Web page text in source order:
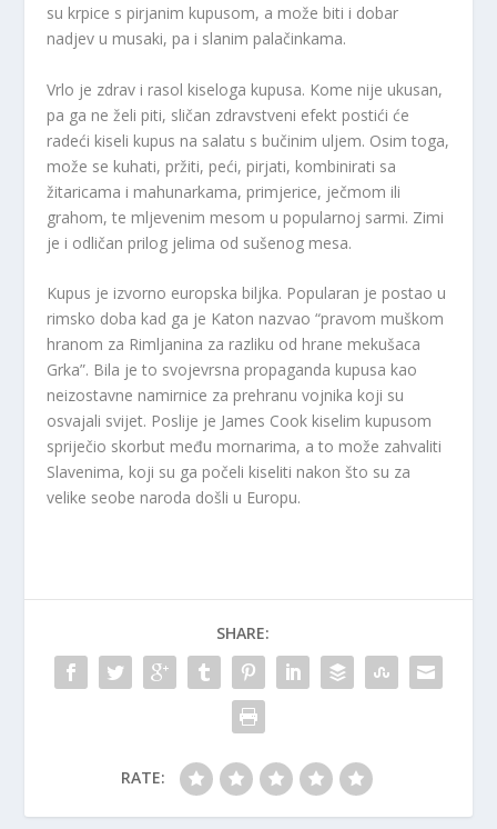
su krpice s pirjanim kupusom, a može biti i dobar
nadjev u musaki, pa i slanim palačinkama.
Vrlo je zdrav i rasol kiseloga kupusa. Kome nije ukusan,
pa ga ne želi piti, sličan zdravstveni efekt postići će
radeći kiseli kupus na salatu s bučinim uljem. Osim toga,
može se kuhati, pržiti, peći, pirjati, kombinirati sa
žitaricama i mahunarkama, primjerice, ječmom ili
grahom, te mljevenim mesom u popularnoj sarmi. Zimi
je i odličan prilog jelima od sušenog mesa.
Kupus je izvorno europska biljka. Popularan je postao u
rimsko doba kad ga je Katon nazvao “pravom muškom
hranom za Rimljanina za razliku od hrane mekušaca
Grka”. Bila je to svojevrsna propaganda kupusa kao
neizostavne namirnice za prehranu vojnika koji su
osvajali svijet. Poslije je James Cook kiselim kupusom
spriječio skorbut među mornarima, a to može zahvaliti
Slavenima, koji su ga počeli kiseliti nakon što su za
velike seobe naroda došli u Europu.
SHARE:
RATE: